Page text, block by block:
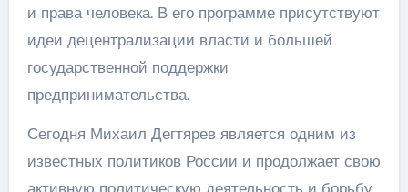
и права человека. В его программе присутствуют
идеи децентрализации власти и большей
государственной поддержки
предпринимательства.
Сегодня Михаил Дегтярев является одним из
известных политиков России и продолжает свою